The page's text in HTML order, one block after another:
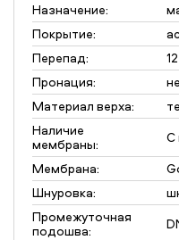
Назначение:
Покрытие:
Перепад:
12
Пронация:
Материал верха:
Наличие
мембраны:
С
Мембрана:
Шнуровка:
Промежуточная
подошва: